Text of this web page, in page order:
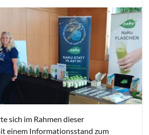
sich im Rahmen dieser
einem Informationsstand zum